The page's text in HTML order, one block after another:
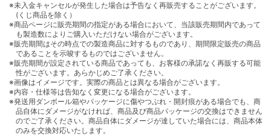
※未入金キャンセルが発生した場合は予告なく再販売することがございます。
(くじ商品を除く）
※商品ページに販売期間の指定がある場合において、当該販売期間内であって
も製造数によりご購入いただけない場合がございます。
※販売期間はその時点での製造商品に対するものであり、期間限定販売の商品
であることを示唆するものではございません。
※販売期間が設定されている商品であっても、お客様の承諾なく再販する可能
性がございます。あらかじめご了承ください。
※画像はイメージです。実際の商品とは異なる場合がございます。
※内容・仕様等は告知なく変更になる場合がございます。
※発送用ダンボール箱やパッケージに傷やつぶれ・開封痕がある場合でも、商
品自体にダメージがなければ、商品及び商品パッケージの交換はできません
のでご了承ください。商品自体にダメージが達していた場合には、商品本体
のみを交換対応いたします。